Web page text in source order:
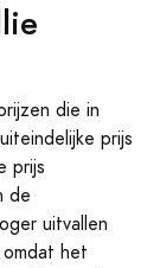
die in
prijs
prijs
de
uitvallen
het